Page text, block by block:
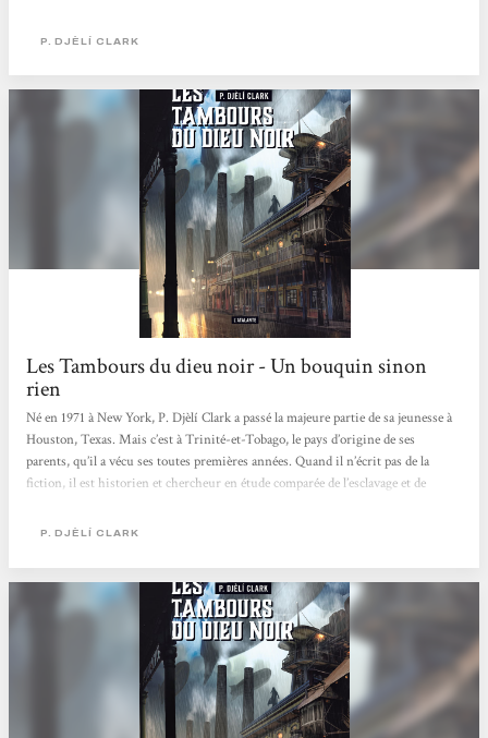
Parmi les enfants des rues, il y a La Vrille, une adolescente orpheline qui s'est
complot...
P. DJÈLÍ CLARK
Les Tambours du dieu noir - Un bouquin sinon
rien
Né en 1971 à New York, P. Djèlí Clark a passé la majeure partie de sa jeunesse à
Houston, Texas. Mais c’est à Trinité-et-Tobago, le pays d’origine de ses
parents, qu’il a vécu ses toutes premières années. Quand il n’écrit pas de la
fiction, il est historien et chercheur en étude comparée de l’esclavage et de
composé de deux histoires, premièrement Les tambours du dieu noir comme le
P. DJÈLÍ CLARK